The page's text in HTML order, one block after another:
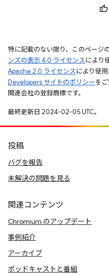
特に記載のない限り、このページ
ンズの表示 4.0 ライセンスにより
Apache 2.0 ライセンスにより使
Developers サイトのポリシーを
関連会社の登録商標です。
最終更新日 2024-02-05 UTC。
投稿
バグを報告
未解決の問題を見る
関連コンテンツ
Chromium のアップデート
事例紹介
アーカイブ
ポッドキャストと番組